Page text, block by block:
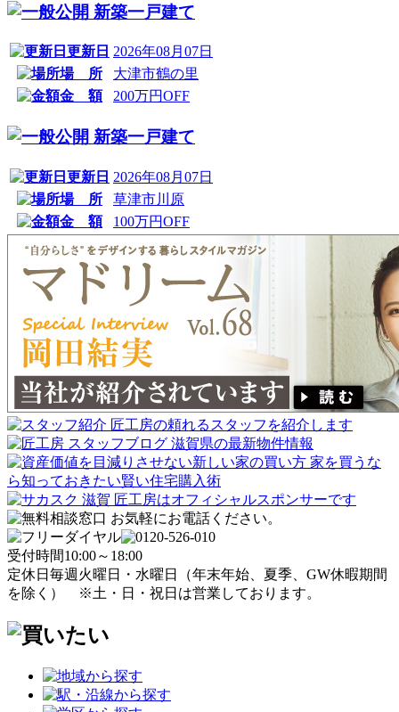
新築一戸建て
更新日 2026年08月07日
場 所
大津市鶴の里
金 額
200万円OFF
新築一戸建て
更新日 2026年08月07日
場 所
草津市川原
金 額
100万円OFF
受付時間10:00～18:00
定休日 毎週火曜日・水曜日
（年末年始、夏季、GW休暇期間
を除く）
※土・日・祝日は営業しております。